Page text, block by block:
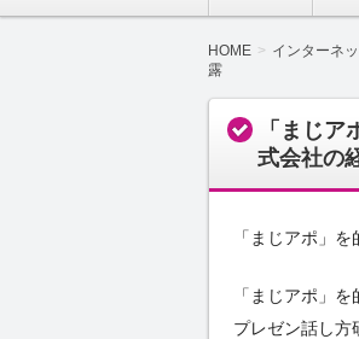
HOME インターネ
露
「まじ
式会社の
「まじアポ」
「まじアポ」
プレゼン話し方